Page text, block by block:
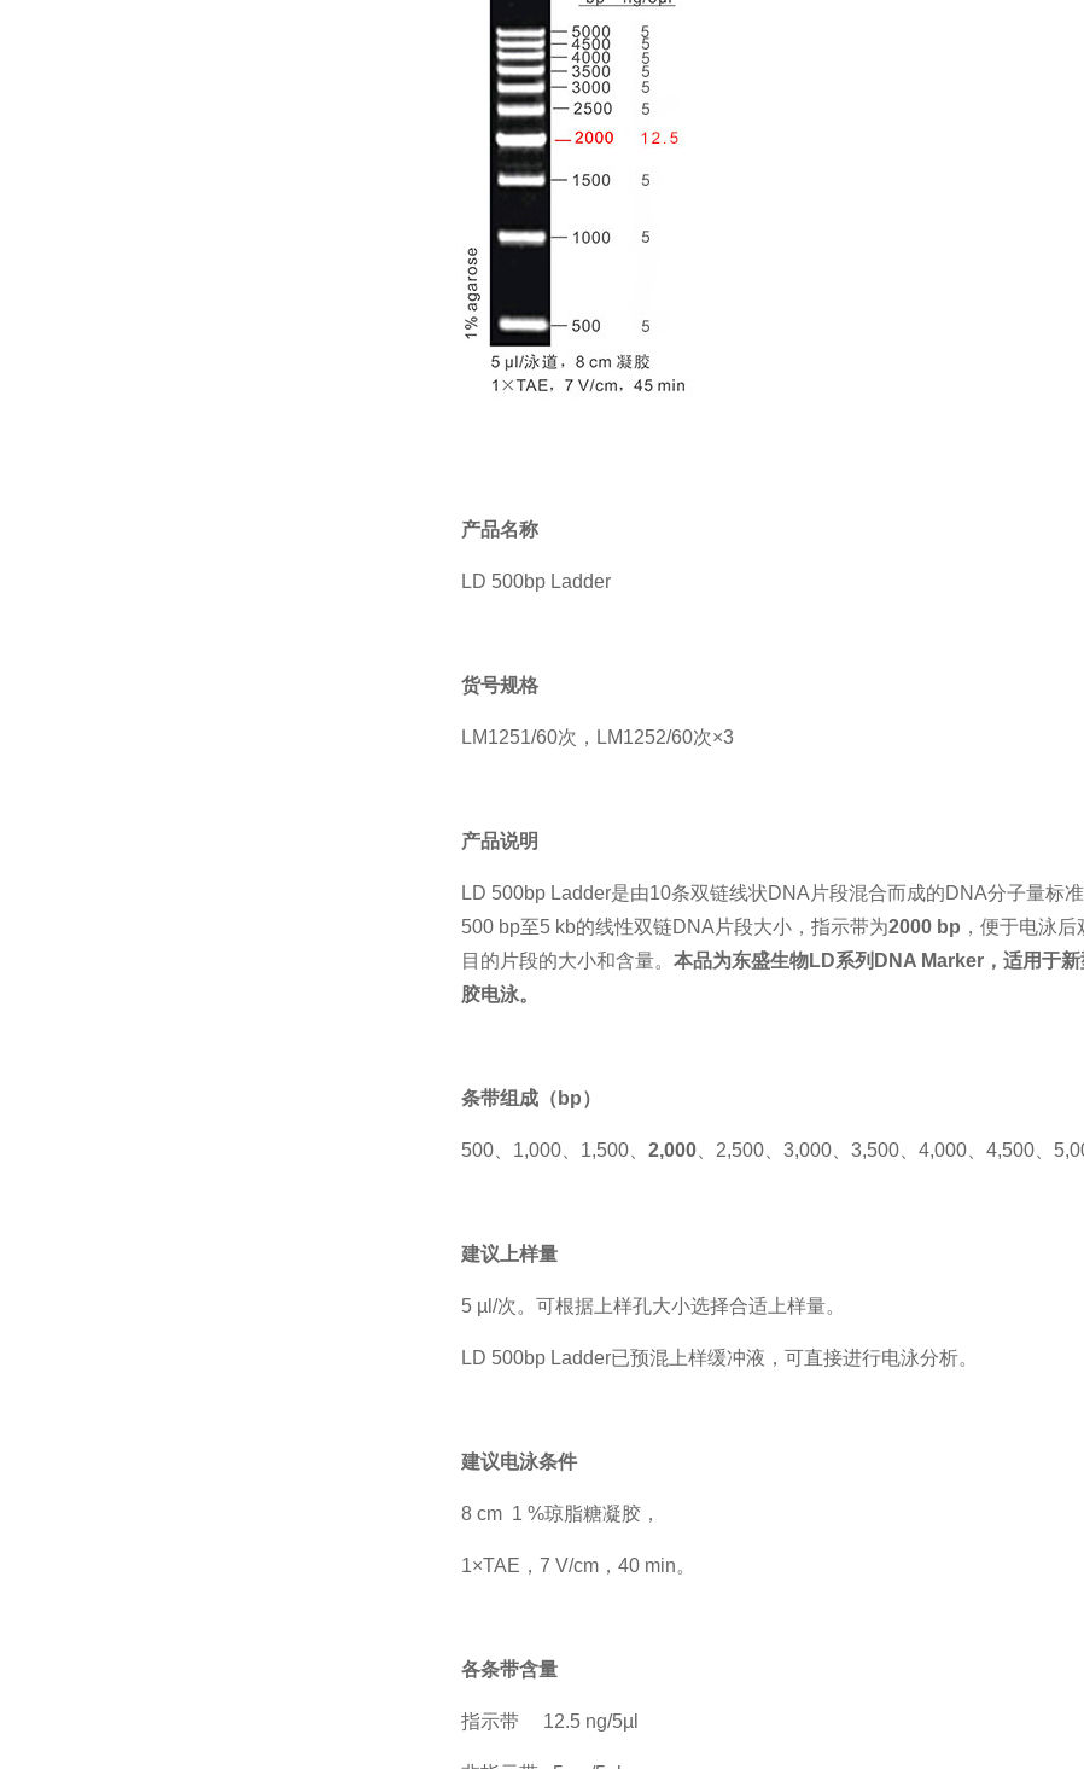
产品名称
LD 500bp Ladder
货号规格
LM1251/60次，LM1252/60次×3
产品说明
LD 500bp Ladder是由10条双链线状DNA片段混合而成的DNA分子量标
500 bp至5 kb的线性双链DNA片段大小，指示带为2000 bp ，便于电泳
目的片段的大小和含量。 本品为东盛生物LD系列DNA Marker，适用于
胶电泳。
条带组成（bp）
500、1,000、1,500、 2,000 、2,500、3,000、3,500、4,000、4,500、
建议上样量
5 µl/次。可根据上样孔大小选择合适上样量。
LD 500bp Ladder已预混上样缓冲液，可直接进行电泳分析。
建议电泳条件
8 cm 1 %琼脂糖凝胶，
1×TAE，7 V/cm，40 min。
各条带含量
指示带 12.5 ng/5µl